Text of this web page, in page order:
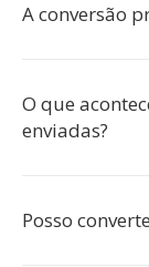
A conversão
O que
enviadas?
Posso